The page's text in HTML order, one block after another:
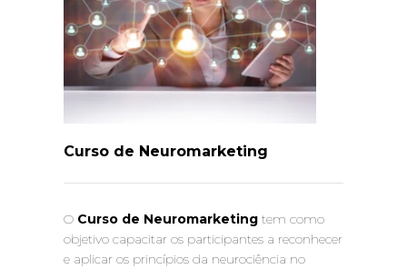
Curso de Neuromarketing
O Curso de Neuromarketing tem como
objetivo capacitar os participantes a reconhecer
e aplicar os princípios da neurociência no